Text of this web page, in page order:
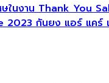
ในงาน Thank You
2023 กันยง แอร์ แคร์